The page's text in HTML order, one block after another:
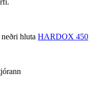
hluta HARDOX 450